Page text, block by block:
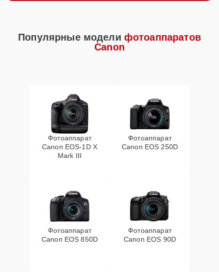
Популярные модели фотоаппаратов
Canon
Фотоаппарат
Canon EOS‑1D X
Mark III
Фотоаппарат
Canon EOS 250D
Фотоаппарат
Canon EOS 850D
Фотоаппарат
Canon EOS 90D